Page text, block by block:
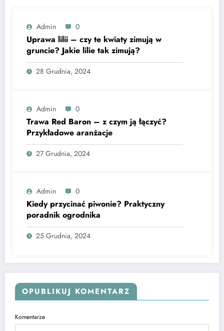
Admin 0
Uprawa lilii – czy te kwiaty zimują w
gruncie? Jakie lilie tak zimują?
28 Grudnia, 2024
Admin 0
Trawa Red Baron – z czym ją łączyć?
Przykładowe aranżacje
27 Grudnia, 2024
Admin 0
Kiedy przycinać piwonie? Praktyczny
poradnik ogrodnika
25 Grudnia, 2024
OPUBLIKUJ KOMENTARZ
Komentarze